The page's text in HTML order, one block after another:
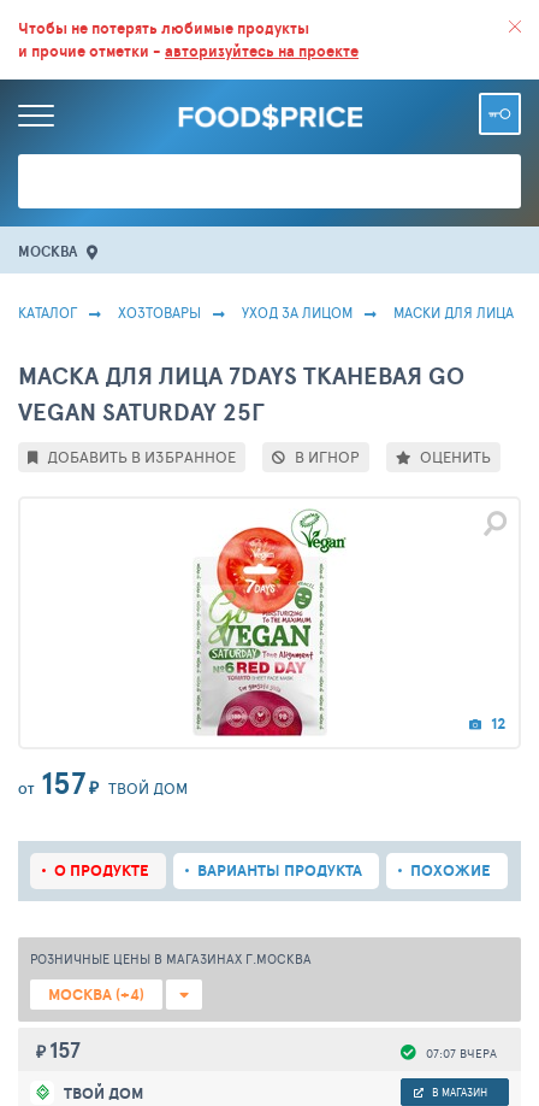
ВСЕ СКИДКИ И ВЫГОДНЫЕ ЦЕНЫ НА ПРОДУКТЫ В МАГАЗИНАХ.
БОЛЬШЕ 100 000 ТОВАРОВ. ЕЖЕДНЕВНОЕ ОБНОВЛЕНИЕ ЦЕН.
Чтобы не потерять любимые продукты
и прочие отметки - авторизуйтесь на проекте
МОСКВА
КАТАЛОГ ХОЗТОВАРЫ УХОД ЗА ЛИЦОМ МАСКИ ДЛЯ ЛИЦА
МАСКА ДЛЯ ЛИЦА 7DAYS ТКАНЕВАЯ GO
VEGAN SATURDAY 25Г
12
ОТ 157₽ ТВОЙ ДОМ
ДОБАВИТЬ В ИЗБРАННОЕ В ИГНОР ОЦЕНИТЬ
О ПРОДУКТЕ ВАРИАНТЫ ПРОДУКТА ПОХОЖИЕ
РОЗНИЧНЫЕ ЦЕНЫ В МАГАЗИНАХ Г.МОСКВА
МОСКВА (+4)
₽ 157 07:07 ВЧЕРА
ТВОЙ ДОМ В МАГАЗИН